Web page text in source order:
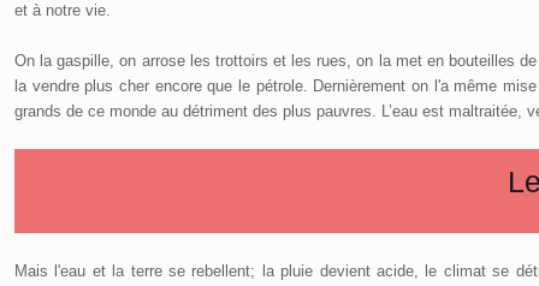
et à notre vie.
On la gaspille, on arrose les trottoirs et les rues, on la met en bouteilles
la vendre plus cher encore que le pétrole. Dernièrement on l'a même
grands de ce monde au détriment des plus pauvres. L’eau est maltraitée,
Mais l'eau et la terre se rebellent; la pluie devient acide, le climat se